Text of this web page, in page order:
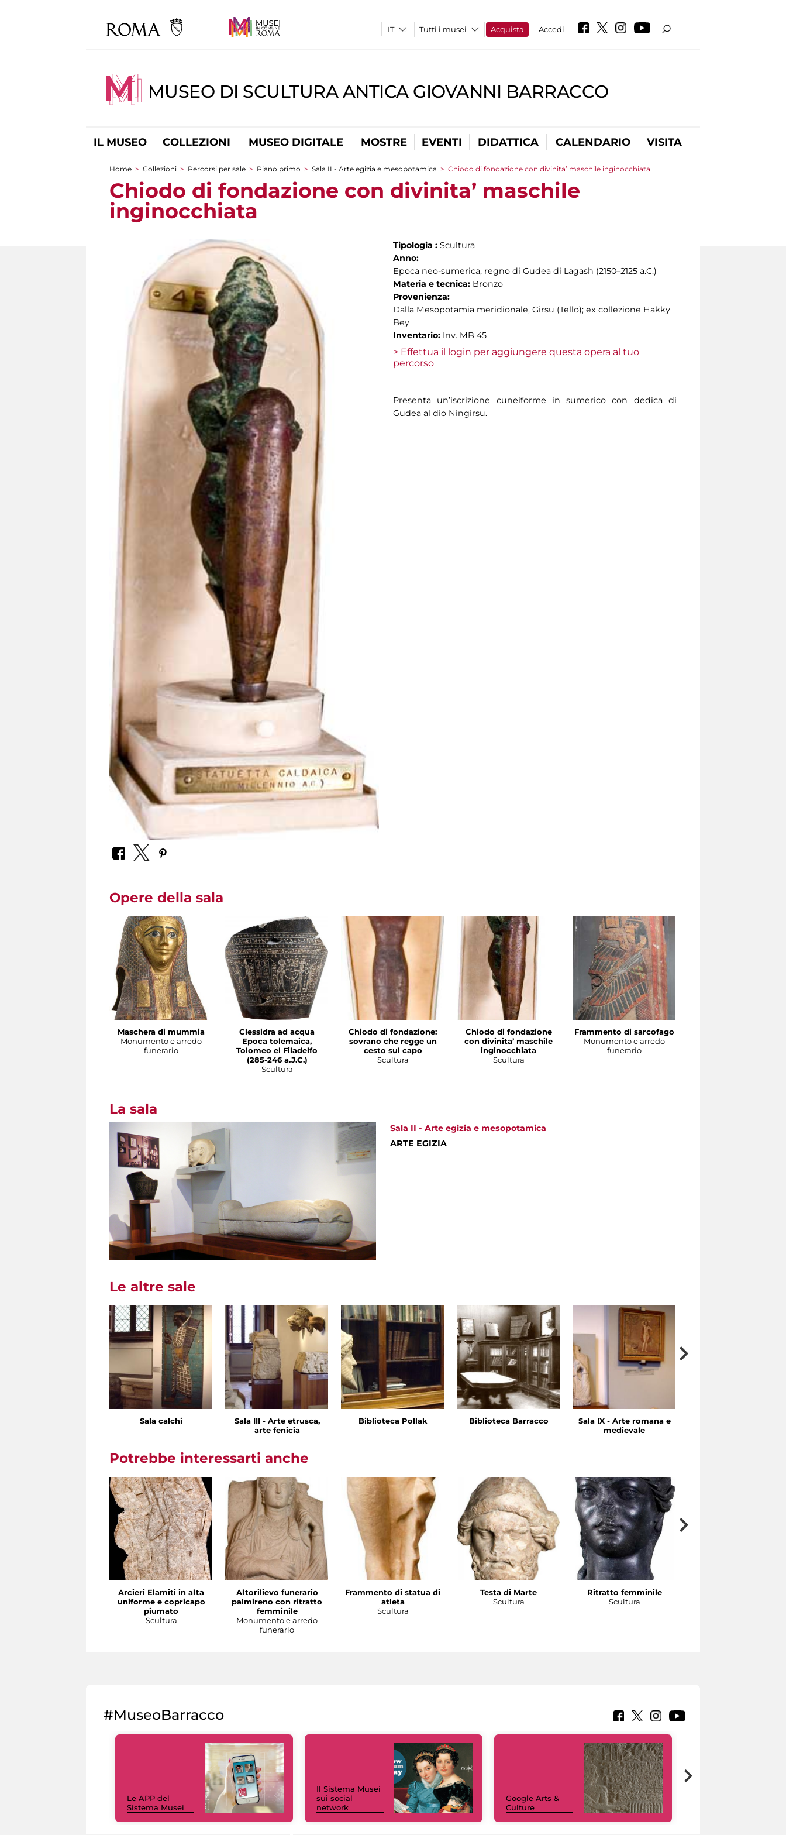
Tutti i musei Acquista Accedi
MUSEO DI SCULTURA ANTICA GIOVANNI BARRACCO
IL MUSEO COLLEZIONI MUSEO DIGITALE MOSTRE EVENTI DIDATTICA CALENDARIO VISITA
Tu sei qui
Home > Collezioni > Percorsi per sale > Piano primo > Sala II - Arte egizia e mesopotamica > Chiodo di fondazione con divinita’ maschile inginocchiata
Chiodo di fondazione con divinita’ maschile
inginocchiata
Tipologia : Scultura
Anno:
Epoca neo-sumerica, regno di Gudea di Lagash (2150–2125 a.C.)
Materia e tecnica: Bronzo
Provenienza:
Dalla Mesopotamia meridionale, Girsu (Tello); ex collezione Hakky
Bey
Inventario: Inv. MB 45
> Effettua il login per aggiungere questa opera al tuo
percorso
Presenta un’iscrizione cuneiforme in sumerico con dedica di
Gudea al dio Ningirsu.
Opere della sala
Maschera di mummia
Monumento e arredo
funerario
Clessidra ad acqua
Epoca tolemaica,
Tolomeo el Filadelfo
(285-246 a.J.C.)
Scultura
Chiodo di fondazione:
sovrano che regge un
cesto sul capo
Scultura
Chiodo di fondazione
con divinita’ maschile
inginocchiata
Scultura
Frammento di sarcofago
Monumento e arredo
funerario
La sala
Sala II - Arte egizia e mesopotamica
ARTE EGIZIA
Le altre sale
Sala calchi
Sala III - Arte etrusca,
arte fenicia
Biblioteca Pollak Biblioteca Barracco
Sala IX - Arte romana e
medievale
Potrebbe interessarti anche
Arcieri Elamiti in alta
uniforme e copricapo
piumato
Scultura
Altorilievo funerario
palmireno con ritratto
femminile
Monumento e arredo
funerario
Frammento di statua di
atleta
Scultura
Testa di Marte
Scultura
Ritratto femminile
Scultura
#MuseoBarracco
Le APP del
Sistema Musei
Il Sistema Musei
sui social
network
Google Arts &
Culture